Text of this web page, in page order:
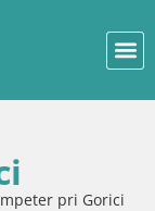
pri Gorici